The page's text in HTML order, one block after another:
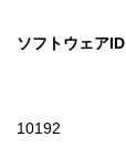
ソフトウェアID
10192